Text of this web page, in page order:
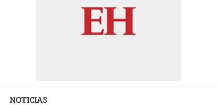
NOTICIAS